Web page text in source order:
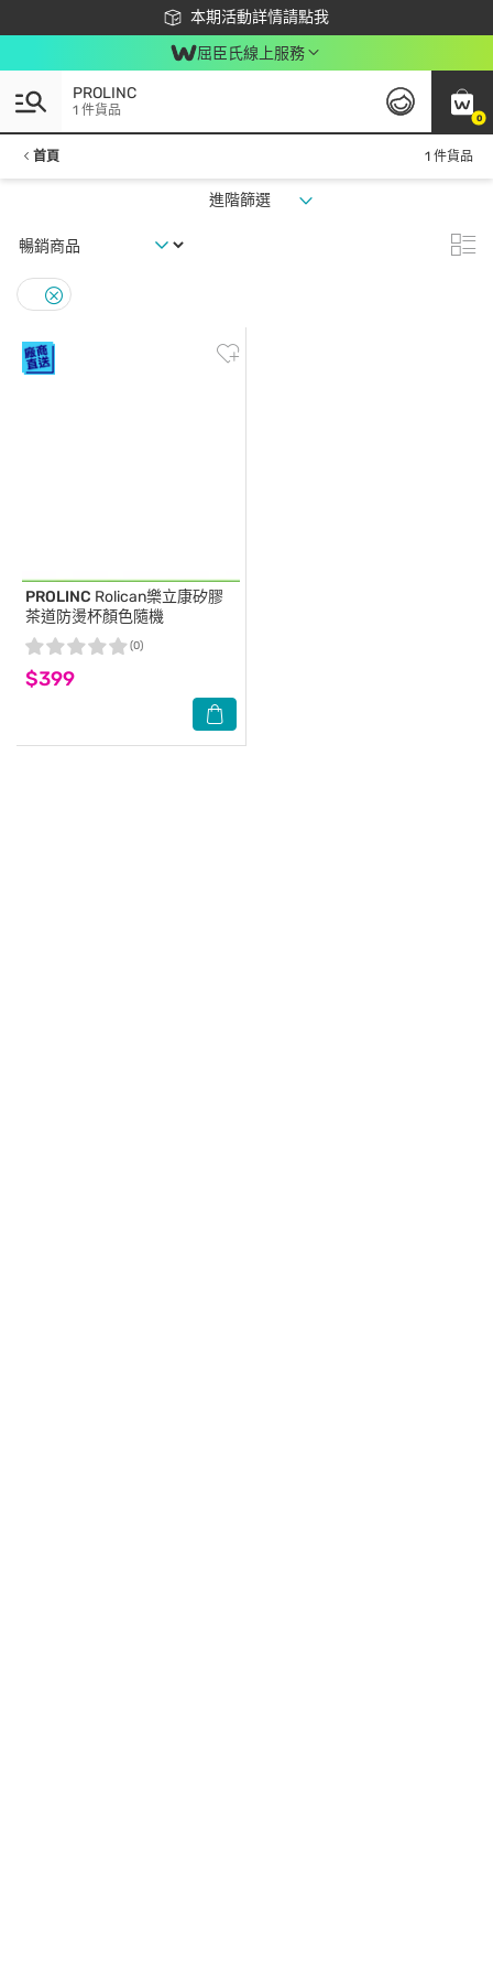
本期活動詳情請點我
下載app最高回饋$350
屈臣氏線上服務
0
PROLINC
1 件貨品
首頁 1 件貨品
進階篩選
PROLINC Rolican樂立康矽膠
茶道防燙杯顏色隨機
$399
(0)